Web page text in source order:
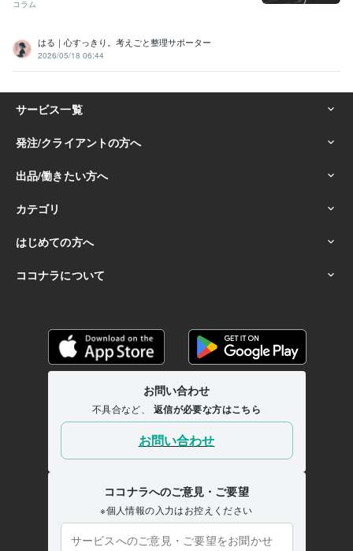
コラム
はる｜心すっきり。考えごと整理サポーター
2026/05/18 06:44